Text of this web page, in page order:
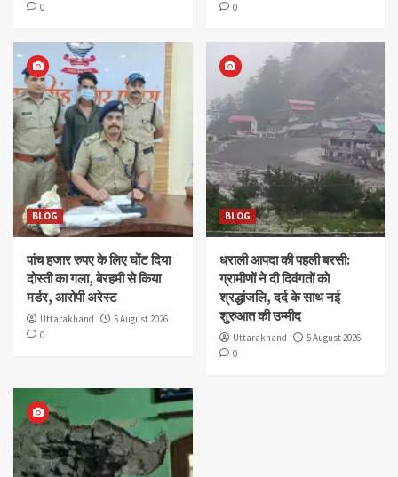
0
0
BLOG
पांच हजार रुपए के लिए घोंट दिया
दोस्ती का गला, बेरहमी से किया
मर्डर, आरोपी अरेस्ट
Uttarakhand
5 August 2026
0
BLOG
धराली आपदा की पहली बरसी:
ग्रामीणों ने दी दिवंगतों को
श्रद्धांजलि, दर्द के साथ नई
शुरुआत की उम्मीद
Uttarakhand
5 August 2026
0